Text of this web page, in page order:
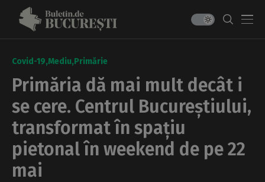
Covid-19 Mediu Primărie
Primăria dă mai mult decât i
se cere. Centrul Bucureștiului,
transformat în spațiu
pietonal în weekend de pe 22
mai